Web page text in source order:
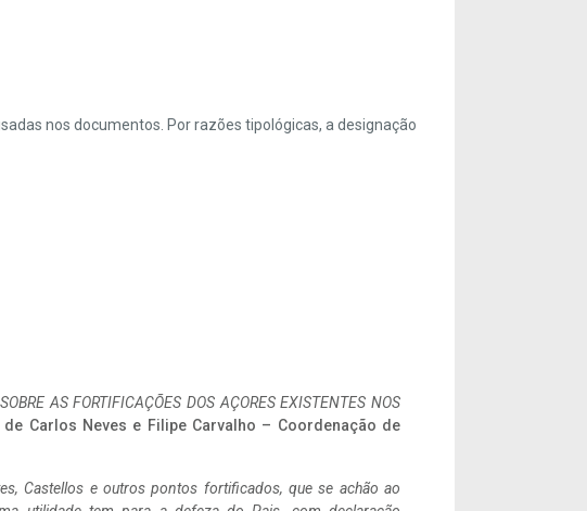
nos documentos. Por razões tipológicas, a designação
AS FORTIFICAÇÕES DOS AÇORES EXISTENTES NOS
de Carlos Neves e Filipe Carvalho – Coordenação de
Castellos e outros pontos fortificados, que se achão ao